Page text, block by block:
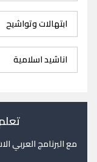
ابتهالات وتواشيح
اناشيد اسلامية
مع البرنامج العربي الاشهر